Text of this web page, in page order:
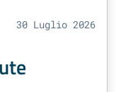
30 Luglio 2026